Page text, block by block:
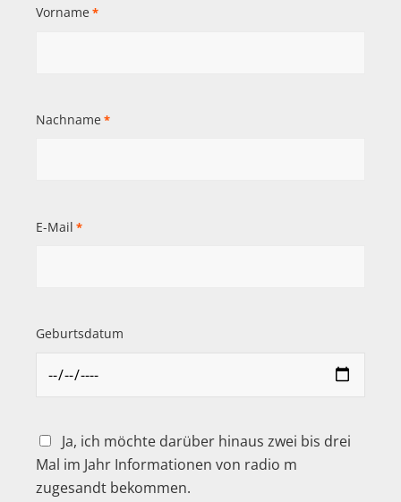
Vorname *
Nachname *
E-Mail *
Geburtsdatum
Ja, ich möchte darüber hinaus zwei bis drei
Mal im Jahr Informationen von radio m
zugesandt bekommen.